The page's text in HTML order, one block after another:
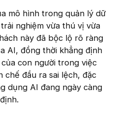
mô hình trong quản lý dữ
nghiệm vừa thú vị vừa
này đã bộc lộ rõ ràng
AI, đồng thời khẳng định
con người trong việc
chế đầu ra sai lệch, đặc
dụng AI đang ngày càng